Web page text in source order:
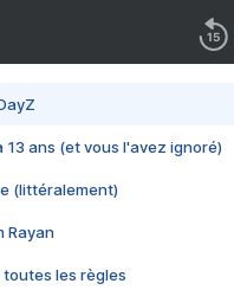
13 ans (et vous l'avez ignoré)
(littéralement)
Rayan
toutes les règles